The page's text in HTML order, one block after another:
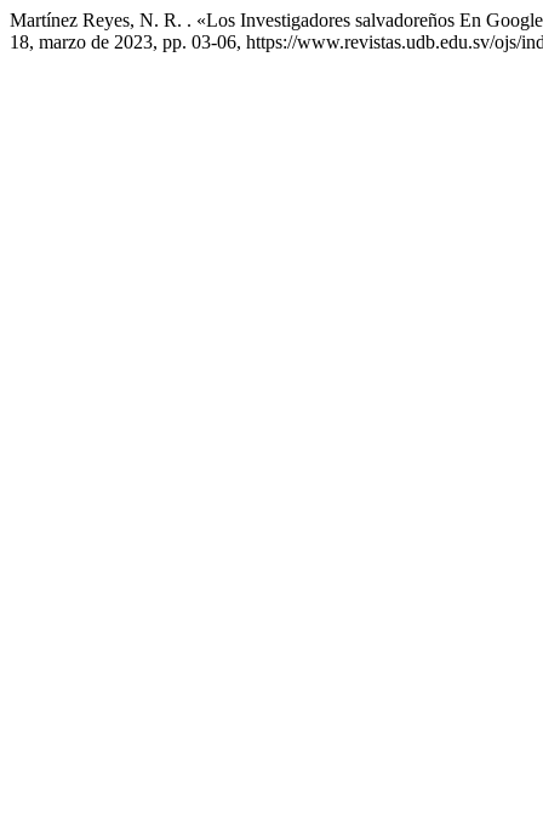
Martínez Reyes, N. R. . «Los Investigadores salvadoreños En
18, marzo de 2023, pp. 03-06, https://www.revistas.udb.edu.sv/ojs/